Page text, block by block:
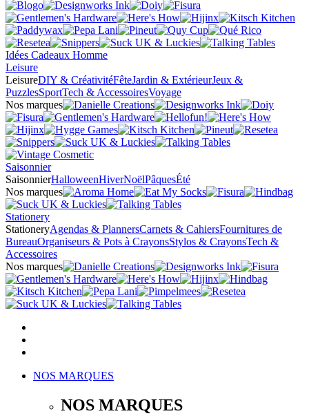
Idées Cadeaux Homme
Leisure
LeisureDIY & CréativitéFêteJardin & ExtérieurJeux &
PuzzlesSportTech & AccessoiresVoyage
Nos marques
Saisonnier
SaisonnierHalloweenHiverNoëlPâquesÉté
Nos marques
Stationery
StationeryAgendas & PlannersCarnets & CahiersFournitures de
BureauOrganiseurs & Pots à CrayonsStylos & CrayonsTech &
Accessoires
Nos marques
NOS MARQUES
NOS MARQUES